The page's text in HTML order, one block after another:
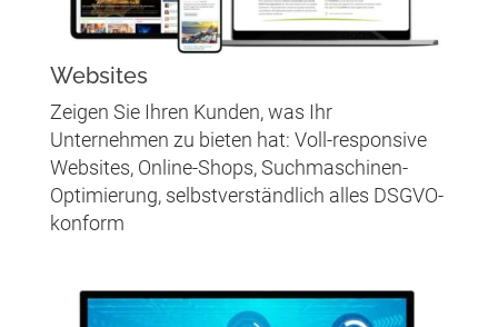
Websites
Zeigen Sie Ihren Kunden, was Ihr
Unternehmen zu bieten hat: Voll-responsive
Websites, Online-Shops, Suchmaschinen-
Optimierung, selbstverständlich alles DSGVO-
konform